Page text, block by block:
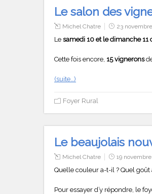
Le salon des
Michel Chatre 23
Le samedi 10 et le dimanche 11
Cette fois encore, 15 vignerons
(suite…)
Foyer Rural
Le beaujolais
Michel Chatre 19 novembre
Quelle couleur a-t-il ? Quel goût
Pour essayer d’y répondre, le